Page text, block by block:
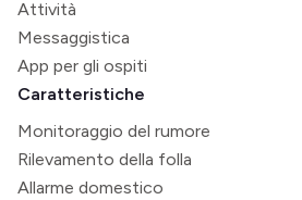
Attività
Messaggistica
App per gli ospiti
Caratteristiche
Monitoraggio del rumore
Rilevamento della folla
Allarme domestico